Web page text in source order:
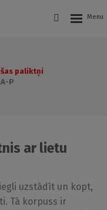
paliktņi
P
ar lietu
uzstādīt un kopt,
Tā korpuss ir